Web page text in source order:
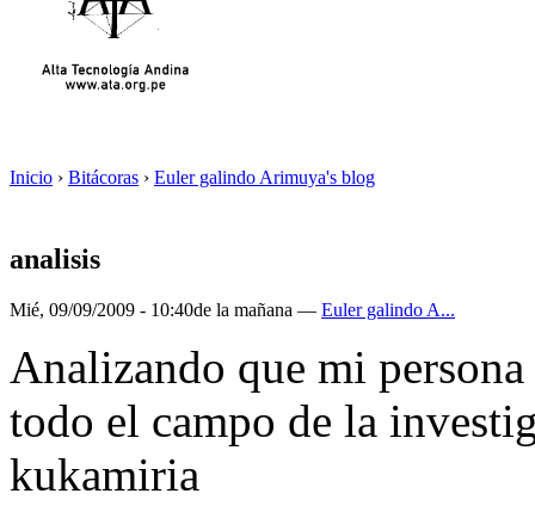
Inicio › Bitácoras › Euler galindo Arimuya's blog
analisis
Mié, 09/09/2009 - 10:40de la mañana — Euler galindo A...
Analizando que mi
todo el campo de la
kukamiria